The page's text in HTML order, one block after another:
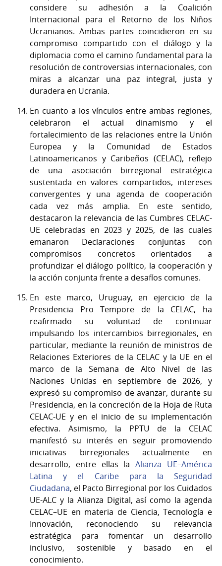
considere su adhesión a la Coalición
Internacional para el Retorno de los Niños
Ucranianos. Ambas partes coincidieron en su
compromiso compartido con el diálogo y la
diplomacia como el camino fundamental para la
resolución de controversias internacionales, con
miras a alcanzar una paz integral, justa y
duradera en Ucrania.
En cuanto a los vínculos entre ambas regiones,
celebraron el actual dinamismo y el
fortalecimiento de las relaciones entre la Unión
Europea y la Comunidad de Estados
Latinoamericanos y Caribeños (CELAC), reflejo
de una asociación birregional estratégica
sustentada en valores compartidos, intereses
convergentes y una agenda de cooperación
cada vez más amplia. En este sentido,
destacaron la relevancia de las Cumbres CELAC-
UE celebradas en 2023 y 2025, de las cuales
emanaron Declaraciones conjuntas con
compromisos concretos orientados a
profundizar el diálogo político, la cooperación y
la acción conjunta frente a desafíos comunes.
En este marco, Uruguay, en ejercicio de la
Presidencia Pro Tempore de la CELAC, ha
reafirmado su voluntad de continuar
impulsando los intercambios birregionales, en
particular, mediante la reunión de ministros de
Relaciones Exteriores de la CELAC y la UE en el
marco de la Semana de Alto Nivel de las
Naciones Unidas en septiembre de 2026, y
expresó su compromiso de avanzar, durante su
Presidencia, en la concreción de la Hoja de Ruta
CELAC-UE y en el inicio de su implementación
efectiva. Asimismo, la PPTU de la CELAC
manifestó su interés en seguir promoviendo
iniciativas birregionales actualmente en
desarrollo, entre ellas laAlianza UE–América
Latina y el Caribe para la Seguridad
Ciudadana, el Pacto Birregional por los Cuidados
UE-ALC y la Alianza Digital, así como la agenda
CELAC–UE en materia de Ciencia, Tecnología e
Innovación, reconociendo su relevancia
estratégica para fomentar un desarrollo
inclusivo, sostenible y basado en el
conocimiento.